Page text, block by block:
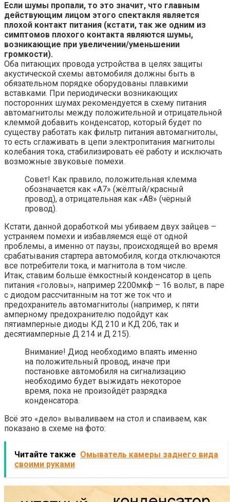
Если шумы пропали, то это значит, что главным
действующим лицом этого спектакля является
плохой контакт питания (кстати, так же одним из
симптомов плохого контакта являются шумы,
возникающие при увеличении/уменьшении
громкости).
Оба питающих провода устройства в целях защиты
акустической схемы автомобиля должны быть в
обязательном порядке оборудованы плавкими
вставками. При периодически возникающих
посторонних шумах рекомендуется в схему питания
автомагнитолы между положительной и отрицательной
клеммой добавить конденсатор, который будет по
существу работать как фильтр питания автомагнитолы,
то есть сглаживать в цепи электропитания магнитолы
колебания тока, стабилизировать её работу и исключать
возможные звуковые помехи.
Совет! Как правило, положительная клемма
обозначается как «А7» (жёлтый/красный
провод), а отрицательная как «А8» (чёрный
провод).
Кстати, данной доработкой мы убиваем двух зайцев –
устраняем помехи и избавляемся ещё от одной
проблемы, а именно от паузы, происходящей во время
срабатывания стартера автомобиля, когда отключаются
все потребители тока, и магнитола в том числе.
Итак, ставим больше ёмкостный конденсатор в цепь
питания «головы», например 2200мкф – 16 вольт, в паре
с диодом рассчитанным на тот же ток что и
предохранитель автомагнитолы (например, к пяти
амперному предохранителю подойдут как
пятиамперные диоды КД 210 и КД 206, так и
десятиамперные Д 214 и Д 215).
Внимание! Диод необходимо впаять именно
на положительный провод, иначе при
постановке автомобиля на сигнализацию
необходимо будет выжидать некоторое
время, пока не произойдёт разрядка
конденсатора.
Всё это «дело» вываливаем на стол и спаиваем, как
показано в схеме на фото:
Читайте также Омыватель камеры заднего вида
своими руками